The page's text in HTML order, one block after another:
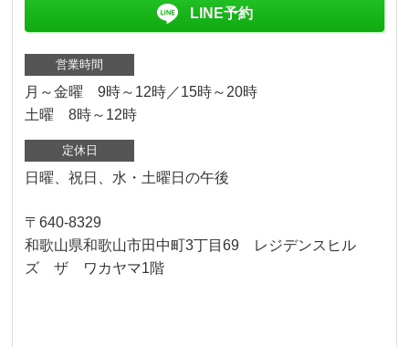
LINE予約
営業時間
月～金曜 9時～12時／15時～20時
土曜 8時～12時
定休日
日曜、祝日、水・土曜日の午後
〒640-8329
和歌山県和歌山市田中町3丁目69 レジデンスヒル
ズ ザ ワカヤマ1階